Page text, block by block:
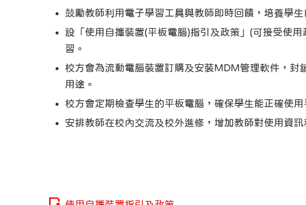
鼓勵教師利用電子學習工具與教師即時回饋，培養學
設「使用自攜裝置(平板電腦)指引及政策」(可接受使
習。
校方會為流動電腦裝置訂購及安裝MDM管理軟件，封
用途。
校方會定期檢查學生的平板電腦，確保學生能正確使用
安排教師在校內交流及校外進修，增加教師對使用資